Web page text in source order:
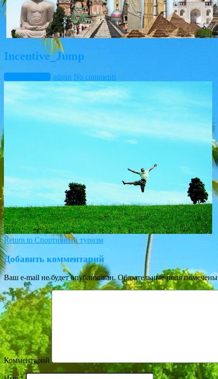
Incentive_Jump
Март 10, 2015 admin No comments
Return to Спортивный туризм
Добавить комментарий
Ваш e-mail не будет опубликован.Обязательные поля
Комментарий